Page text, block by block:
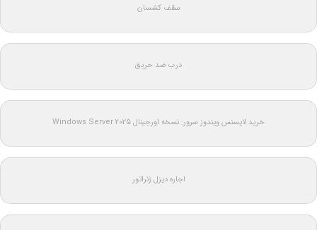
سقف کشسان
درب ضد حریق
خرید لایسنس ویندوز سرور: نسخه اورجینال Windows Server 2025
اجاره دیزل ژنراتور